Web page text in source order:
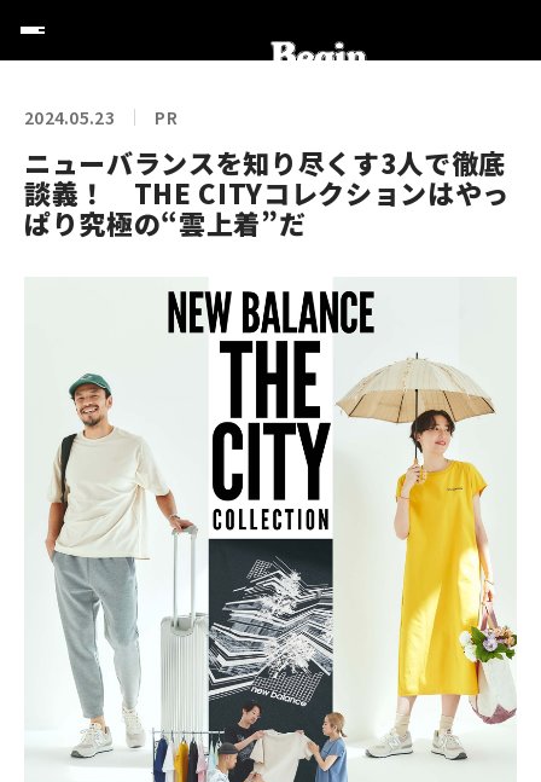
2024.05.23 PR
ニューバランスを知り尽くす3人で徹底
談義！ THE CITYコレクションはやっ
ぱり究極の“雲上着”だ